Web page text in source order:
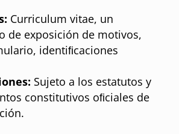
Curriculum vitae, un
de exposición de motivos,
identiﬁcaciones
Sujeto a los estatutos y
constitutivos oﬁciales de